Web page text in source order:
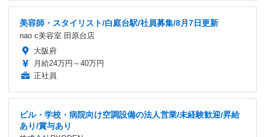
美容師・スタイリスト/白庭台駅/社員募集/8月7日更新
nao c美容室 田原台店
大阪府
月給24万円～40万円
正社員
ビル・学校・病院向け空調設備の法人営業/未経験歓迎/昇給
あり/賞与あり